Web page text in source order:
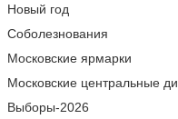
Новый год
Соболезнования
Московские ярмарки
Московские центральные
Выборы-2026